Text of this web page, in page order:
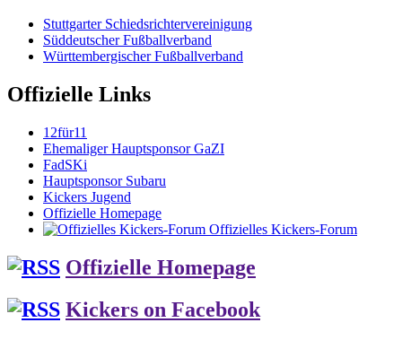
Stuttgarter Schiedsrichtervereinigung
Süddeutscher Fußballverband
Württembergischer Fußballverband
Offizielle Links
12für11
Ehemaliger Hauptsponsor GaZI
FadSKi
Hauptsponsor Subaru
Kickers Jugend
Offizielle Homepage
Offizielles Kickers-Forum
Offizielle Homepage
Kickers on Facebook